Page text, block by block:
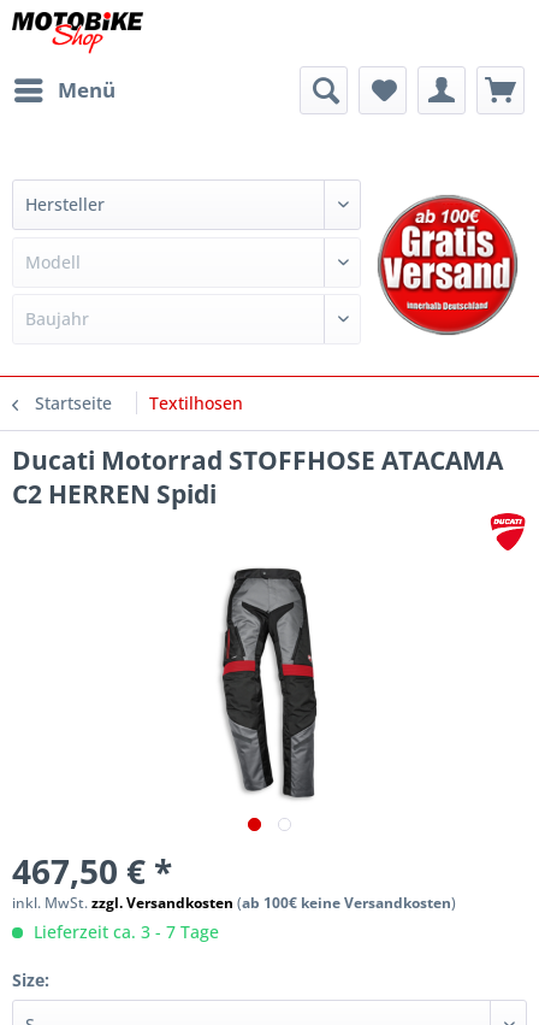
Menü
Startseite Textilhosen
Ducati Motorrad STOFFHOSE ATACAMA
C2 HERREN Spidi
467,50 € *
inkl. MwSt.zzgl. Versandkosten (ab 100€ keine Versandkosten)
Lieferzeit ca. 3 - 7 Tage
Size: